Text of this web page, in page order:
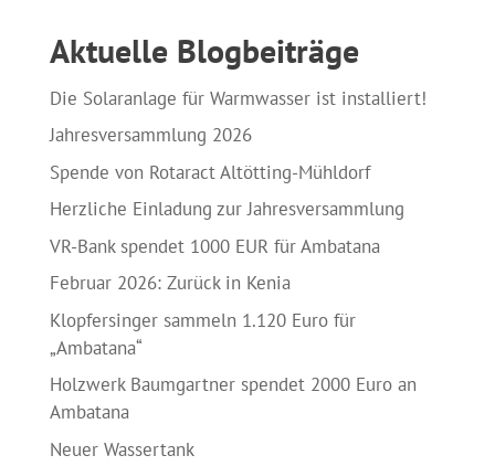
Aktuelle Blogbeiträge
Die Solaranlage für Warmwasser ist installiert!
Jahresversammlung 2026
Spende von Rotaract Altötting-Mühldorf
Herzliche Einladung zur Jahresversammlung
VR-Bank spendet 1000 EUR für Ambatana
Februar 2026: Zurück in Kenia
Klopfersinger sammeln 1.120 Euro für
„Ambatana“
Holzwerk Baumgartner spendet 2000 Euro an
Ambatana
Neuer Wassertank